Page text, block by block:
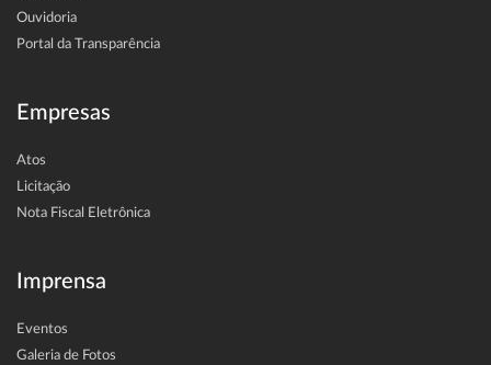
Ouvidoria
Portal da Transparência
Empresas
Atos
Licitação
Nota Fiscal Eletrônica
Imprensa
Eventos
Galeria de Fotos